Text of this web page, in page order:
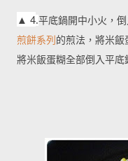
▲ 4.平底鍋開中小火，
煎餅系列 的煎法，將米
將米飯蛋糊全部倒入平底